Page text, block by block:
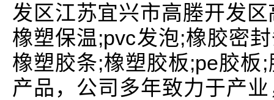
发区江苏宜兴市高塍开发
橡塑保温;pvc发泡;橡胶密
橡塑胶条;橡塑胶板;pe胶板
产品，公司多年致力于产